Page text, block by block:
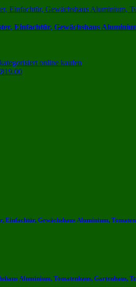
Einfachtür, Gewächshaus
819.00
Einfachtür, Gewächshaus Aluminium,
Aluminium, Tomatenhaus, Gartenhaus,